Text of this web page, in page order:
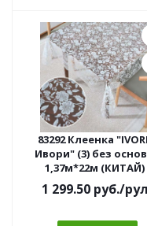
83292 Клеенка
Ивори" (3) без
1,37м*22м (КИТАЙ)
1 299.50руб./рул